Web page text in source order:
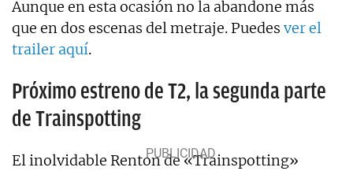
Aunque en esta ocasión no la abandone más
que en dos escenas del metraje. Puedes ver el
trailer aquí.
Próximo estreno de T2, la segunda parte
de Trainspotting
El inolvidable Renton de «Trainspotting»